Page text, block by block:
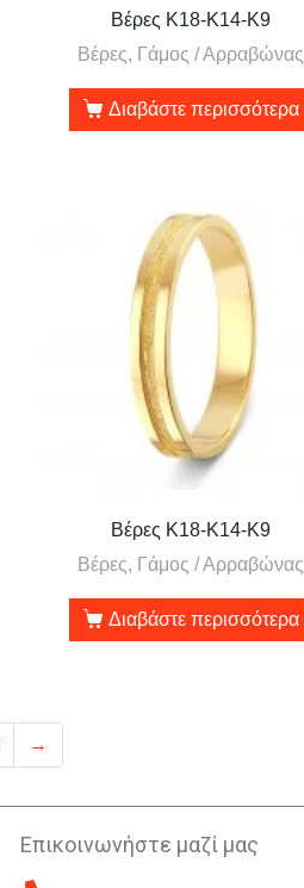
Βέρες Κ18-Κ14-Κ9
Βέρες, Γάμος / Αρραβώνας
Διαβάστε περισσότερα
Βέρες Κ18-Κ14-Κ9
Βέρες, Γάμος / Αρραβώνας
Διαβάστε περισσότερα
→
Επικοινωνήστε μαζί μας